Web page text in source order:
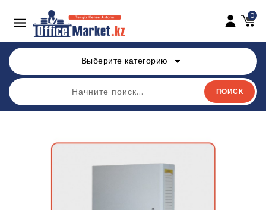
 0
Выберите категорию arrow_drop_down
ПОИСК